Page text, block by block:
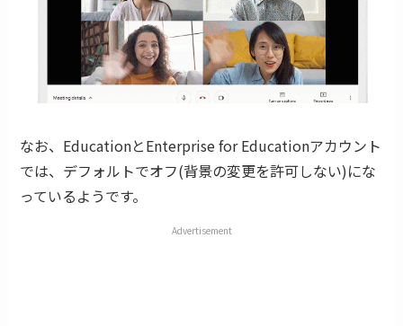
なお、EducationとEnterprise for Educationアカウント
では、デフォルトでオフ(背景の変更を許可しない)にな
っているようです。
Advertisement